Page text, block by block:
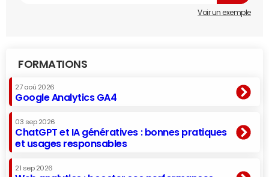
Voir un exemple
FORMATIONS
27 aoû 2026
Google Analytics GA4
03 sep 2026
ChatGPT et IA génératives : bonnes pratiques
et usages responsables
21 sep 2026